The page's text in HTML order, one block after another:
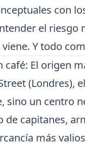
con
el
Y todo
café: El origen
(Londres),
sino un centro
de capitanes,
más